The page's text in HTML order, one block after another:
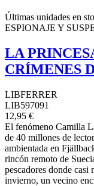
Últimas unidades en
ESPIONAJE Y
LA
CRÍMENES
LIBFERRER
LIB597091
12,95 €
El fenómeno Camilla
de 40 millones de
ambientada en
rincón remoto de
pescadores donde
invierno, un vecino